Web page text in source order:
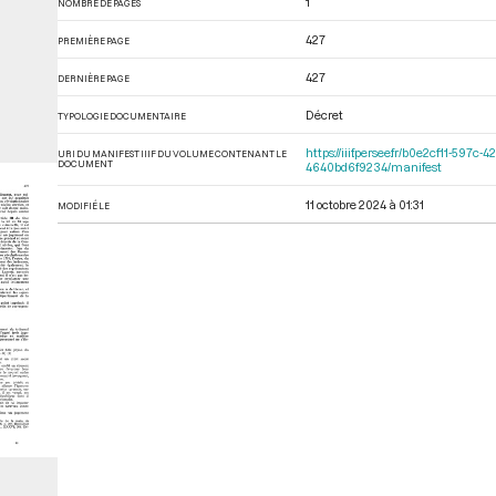
NOMBRE DE PAGES
PREMIÈRE PAGE 427
DERNIÈRE PAGE 427
TYPOLOGIE DOCUMENTAIRE Décret
URI DU MANIFEST IIIF DU VOLUME CONTENANT LE
DOCUMENT
https://iiif.persee.fr/b0e2cf11-
4640bd6f9234/manifest
MODIFIÉ LE 11 octobre 2024 à 01:31